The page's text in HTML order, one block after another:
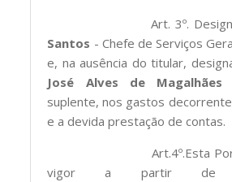
Art. 3º.
Santos - Chefe de Serviços
e, na ausência do titular,
José Alves de Magalhães
suplente, nos gastos
e a devida prestação de contas.
Art.4º.Esta
vigor a partir de